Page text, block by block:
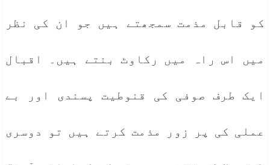
کو قابل مذمت سمجھتے ہیں جو ان کی نظر
میں اس راہ میں رکاوٹ بنتے ہیں۔ اقبال
ایک طرف صوفی کی قنوطیت پسندی اور بے
عملی کی پر زور مذمت کرتے ہیں تو دوسری